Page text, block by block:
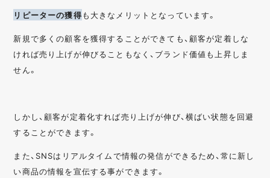
リピーターの獲得も大きなメリットとなっています。
新規で多くの顧客を獲得することができても、顧客が定着しな
ければ売り上げが伸びることもなく、ブランド価値も上昇しま
せん。
しかし、顧客が定着化すれば売り上げが伸び、横ばい状態を回避
することができます。
また、SNSはリアルタイムで情報の発信ができるため、常に新し
い商品の情報を宣伝する事ができます。